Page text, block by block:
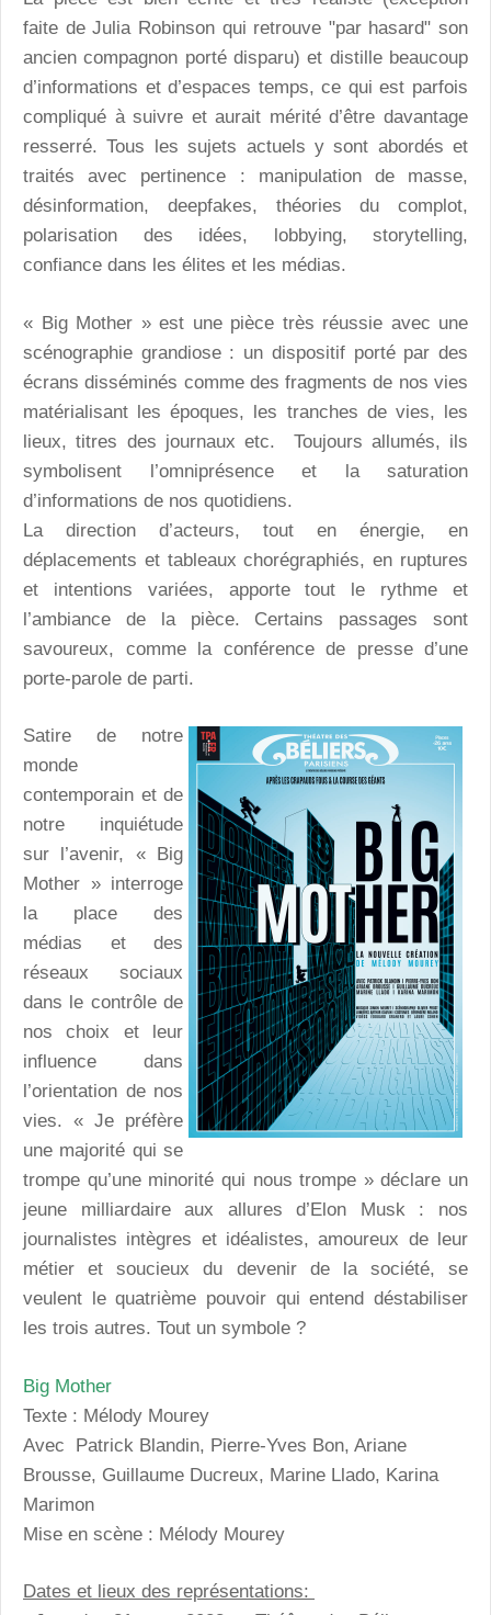
faite de Julia Robinson qui retrouve "par hasard" son
ancien compagnon porté disparu) et distille beaucoup
d’informations et d’espaces temps, ce qui est parfois
compliqué à suivre et aurait mérité d’être davantage
resserré. Tous les sujets actuels y sont abordés et
traités avec pertinence : manipulation de masse,
désinformation, deepfakes, théories du complot,
polarisation des idées, lobbying, storytelling,
confiance dans les élites et les médias.
« Big Mother » est une pièce très réussie avec une
scénographie grandiose : un dispositif porté par des
écrans disséminés comme des fragments de nos vies
matérialisant les époques, les tranches de vies, les
lieux, titres des journaux etc. Toujours allumés, ils
symbolisent l’omniprésence et la saturation
d’informations de nos quotidiens.
La direction d’acteurs, tout en énergie, en
déplacements et tableaux chorégraphiés, en ruptures
et intentions variées, apporte tout le rythme et
l’ambiance de la pièce. Certains passages sont
savoureux, comme la conférence de presse d’une
porte-parole de parti.
Satire de notre
monde
contemporain et de
notre inquiétude
sur l’avenir, « Big
Mother » interroge
la place des
médias et des
réseaux sociaux
dans le contrôle de
nos choix et leur
influence dans
l’orientation de nos
vies. « Je préfère
une majorité qui se
trompe qu’une minorité qui nous trompe » déclare un
jeune milliardaire aux allures d’Elon Musk : nos
journalistes intègres et idéalistes, amoureux de leur
métier et soucieux du devenir de la société, se
veulent le quatrième pouvoir qui entend déstabiliser
les trois autres. Tout un symbole ?
Big Mother
Texte : Mélody Mourey
Avec Patrick Blandin, Pierre-Yves Bon, Ariane
Brousse, Guillaume Ducreux, Marine Llado, Karina
Marimon
Mise en scène : Mélody Mourey
Dates et lieux des représentations: